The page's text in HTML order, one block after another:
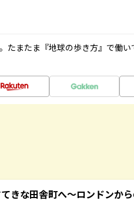
たまたま『地球の歩き方』で働い
きな田舎町へ～ロンドンか